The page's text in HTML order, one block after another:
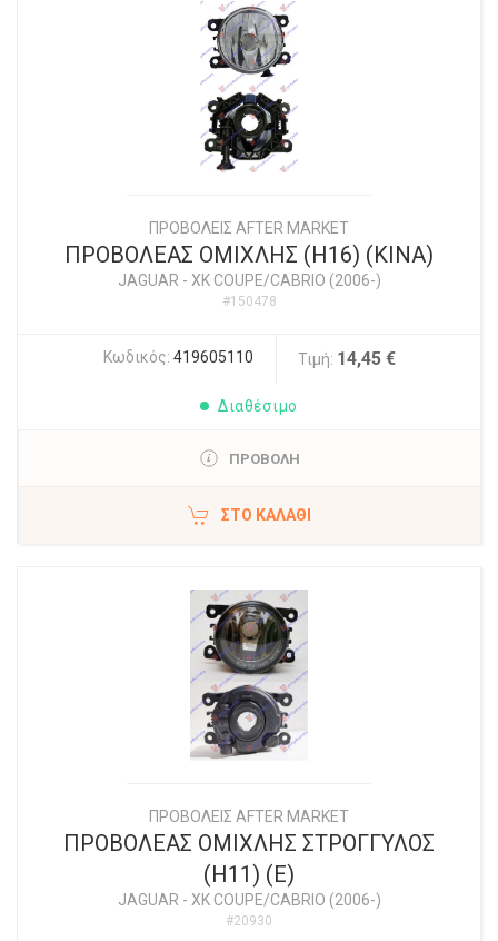
ΠΡΟΒΟΛΕΙΣ AFTER MARKET
ΠΡΟΒΟΛΕΑΣ ΟΜΙΧΛΗΣ (H16) (ΚΙΝΑ)
JAGUAR - XK COUPE/CABRIO (2006-)
#150478
Κωδικός: 419605110 Τιμή: 14,45 €
Διαθέσιμο
ΠΡΟΒΟΛΗ
ΣΤΟ ΚΑΛΆΘΙ
ΠΡΟΒΟΛΕΙΣ AFTER MARKET
ΠΡΟΒΟΛΕΑΣ ΟΜΙΧΛΗΣ ΣΤΡΟΓΓΥΛΟΣ
(Η11) (E)
JAGUAR - XK COUPE/CABRIO (2006-)
#20930